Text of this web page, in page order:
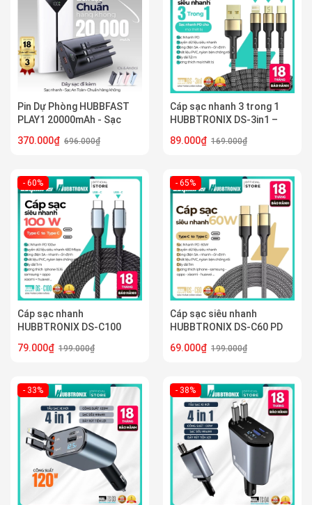
Pin Dự Phòng HUBBFAST
PLAY1 20000mAh - Sạc
- Bảo Hành 18 Tháng
370.000₫ 696.000₫
Cáp sạc nhanh 3 trong 1
HUBBTRONIX DS-3in1 –
USB, USB-C, sạc PD 5A siêu
89.000₫ 169.000₫
- 60%
Cáp sạc nhanh
HUBBTRONIX DS-C100
Sạc nhanh, truyền dữ liệu
79.000₫ 199.000₫
- 65%
Cáp sạc siêu nhanh
HUBBTRONIX DS-C60 PD
ổn định, bền bỉ, tương thích
69.000₫ 199.000₫
- 33% - 38%